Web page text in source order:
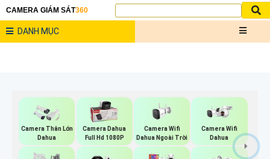
CAMERA GIÁM SÁT360
DANH MỤC
Camera Thân Lớn
Dahua
Camera Dahua
Full Hd 1080P
Camera Wifi
Dahua Ngoài Trời
Camera Wifi
Dahua